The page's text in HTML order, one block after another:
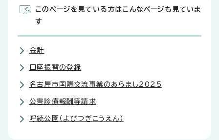
このページを見ている方はこんなページも見ていま
す
会計
口座振替の登録
名古屋市国際交流事業のあらまし2025
公害診療報酬等請求
呼続公園（よびつぎこうえん）